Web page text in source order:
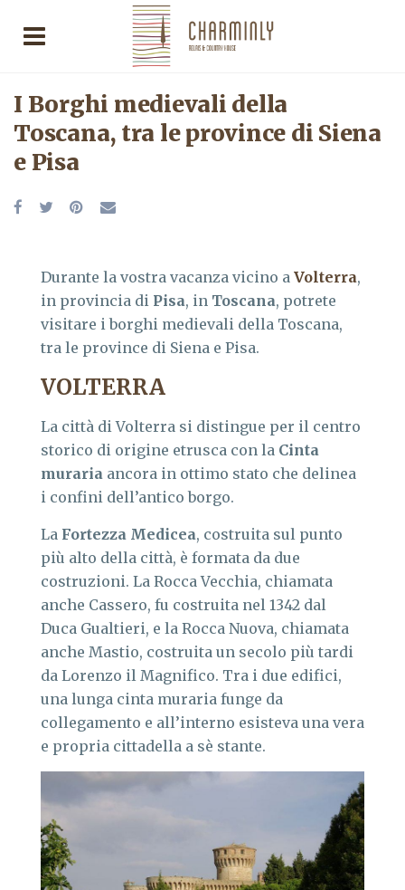
I Borghi medievali della
Toscana, tra le province di Siena
e Pisa
Durante la vostra vacanza vicino a Volterra,
in provincia di Pisa, in Toscana, potrete
visitare i borghi medievali della Toscana,
tra le province di Siena e Pisa.
VOLTERRA
La città di Volterra si distingue per il centro
storico di origine etrusca con la Cinta
muraria ancora in ottimo stato che delinea
i confini dell’antico borgo.
La Fortezza Medicea, costruita sul punto
più alto della città, è formata da due
costruzioni. La Rocca Vecchia, chiamata
anche Cassero, fu costruita nel 1342 dal
Duca Gualtieri, e la Rocca Nuova, chiamata
anche Mastio, costruita un secolo più tardi
da Lorenzo il Magnifico. Tra i due edifici,
una lunga cinta muraria funge da
collegamento e all’interno esisteva una vera
e propria cittadella a sè stante.